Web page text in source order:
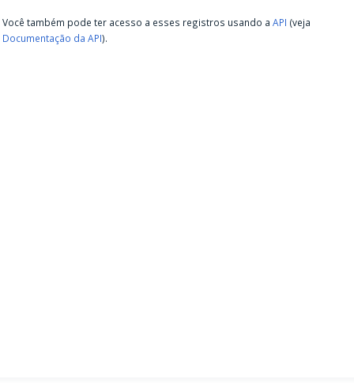
Você também pode ter acesso a esses registros usando a API (veja
Documentação da API).